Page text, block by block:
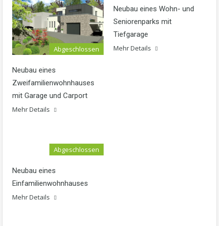
Abgeschlossen
Neubau eines
Zweifamilienwohnhauses
mit Garage und Carport
Mehr Details
Neubau eines Wohn- und
Seniorenparks mit
Tiefgarage
Mehr Details
Abgeschlossen
Neubau eines
Einfamilienwohnhauses
Mehr Details